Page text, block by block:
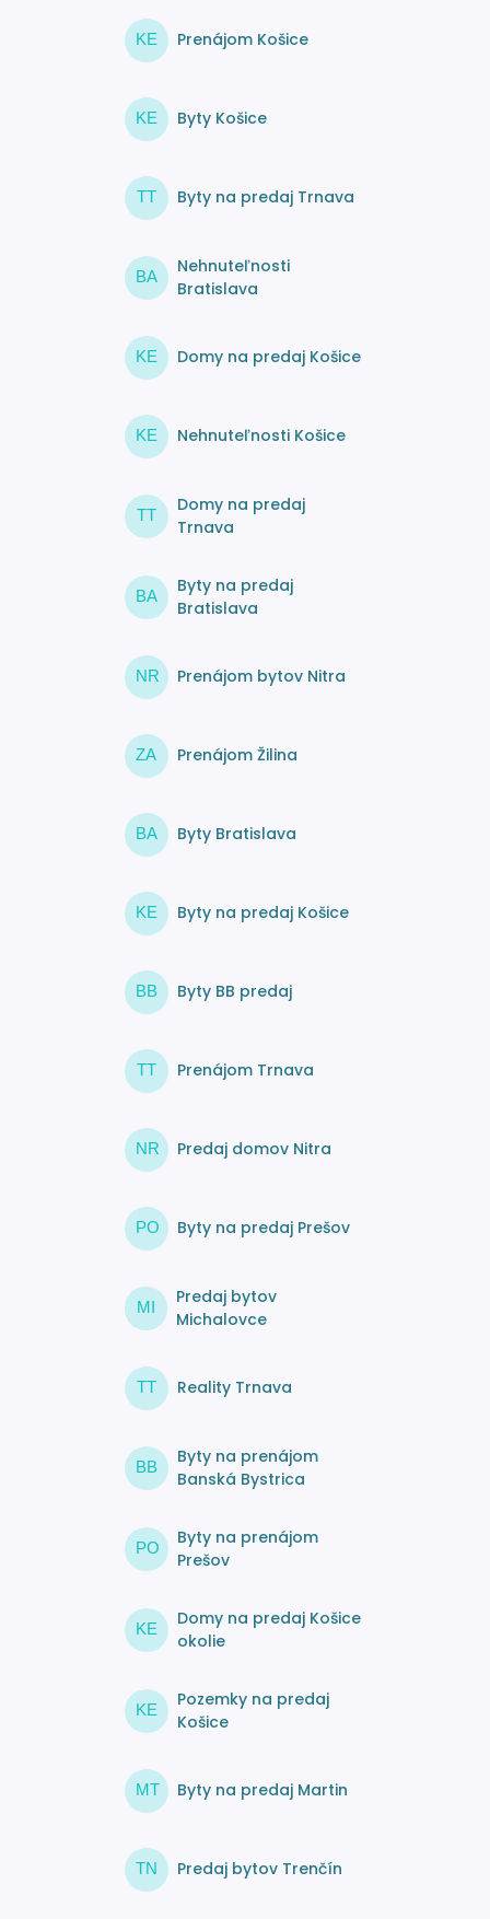
KE Prenájom Košice
KE Byty Košice
TT Byty na predaj Trnava
BA
Nehnuteľnosti
Bratislava
KE Domy na predaj Košice
KE Nehnuteľnosti Košice
TT
Domy na predaj
Trnava
BA
Byty na predaj
Bratislava
NR Prenájom bytov Nitra
ZA Prenájom Žilina
BA Byty Bratislava
KE Byty na predaj Košice
BB Byty BB predaj
TT Prenájom Trnava
NR Predaj domov Nitra
PO Byty na predaj Prešov
MI
Predaj bytov
Michalovce
TT Reality Trnava
BB
Byty na prenájom
Banská Bystrica
PO
Byty na prenájom
Prešov
KE
Domy na predaj Košice
okolie
KE
Pozemky na predaj
Košice
MT Byty na predaj Martin
TN Predaj bytov Trenčín